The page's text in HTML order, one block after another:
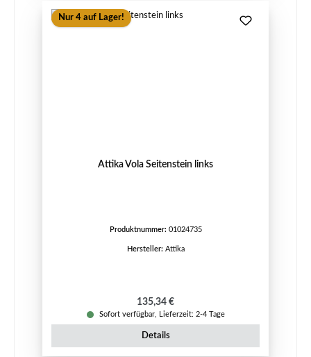
Nur 4 auf Lager!
Attika Vola Seitenstein links
Produktnummer: 01024735
Hersteller: Attika
Regulärer Preis:
135,34 €
Sofort verfügbar, Lieferzeit: 2-4 Tage
Details